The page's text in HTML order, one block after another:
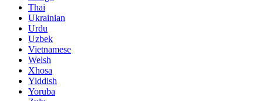
Thai
Ukrainian
Urdu
Uzbek
Vietnamese
Welsh
Xhosa
Yiddish
Yoruba